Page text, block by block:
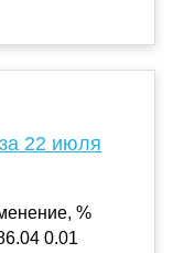
22 июля
%
0.01